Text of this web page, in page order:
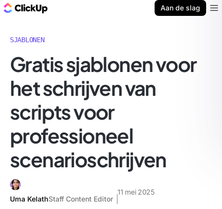
Aan de slag
SJABLONEN
Gratis sjablonen voor
het schrijven van
scripts voor
professioneel
scenarioschrijven
Uma KelathStaff Content Editor
11 mei 2025